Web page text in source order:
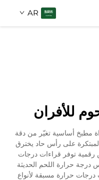
AR
للأفران
مطبخ أساسية تغيّر من دقة
على رأس حاد يخترق
رقمية توفر قراءات درجات
درجة حرارة اللحم الحديثة
حرارة مسبقة لأنواع